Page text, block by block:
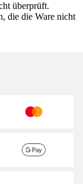
überprüft.
die die Ware nicht